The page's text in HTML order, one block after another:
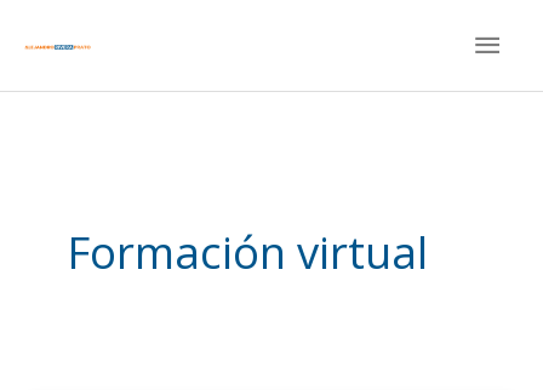
Formación virtual